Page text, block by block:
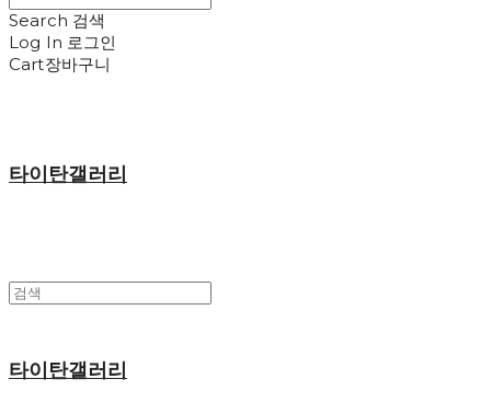
Search 검색
Log In 로그인
Cart장바구니
타이탄갤러리
타이탄갤러리